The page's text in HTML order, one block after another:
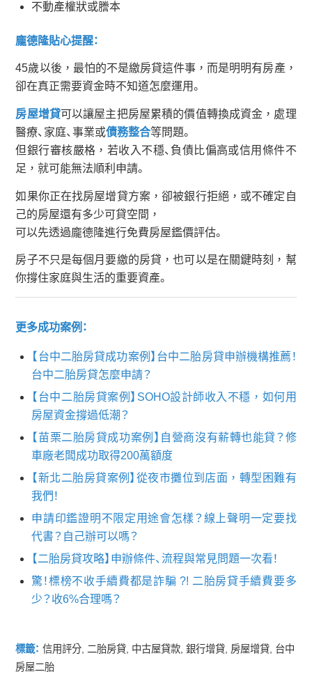
不動產權狀或謄本
龐德隆貼心提醒：
45歲以後，最怕的不是繳房貸這件事，而是明明有房產，
卻在真正需要資金時不知道怎麼運用。
房屋增貸可以讓屋主把房屋累積的價值轉換成資金，處理
醫療、家庭、事業或債務整合等問題。
但銀行審核嚴格，若收入不穩、負債比偏高或信用條件不
足，就可能無法順利申請。
如果你正在找房屋增貸方案，卻被銀行拒絕，或不確定自
己的房屋還有多少可貸空間，
可以先透過龐德隆進行免費房屋鑑價評估。
房子不只是每個月要繳的房貸，也可以是在關鍵時刻，幫
你撐住家庭與生活的重要資產。
更多成功案例：
【台中二胎房貸成功案例】台中二胎房貸申辦機構推薦！
台中二胎房貸怎麼申請？
【台中二胎房貸案例】SOHO設計師收入不穩，如何用
房屋資金撐過低潮？
【苗栗二胎房貸成功案例】自營商沒有薪轉也能貸？修
車廠老闆成功取得200萬額度
【新北二胎房貸案例】從夜市攤位到店面，轉型困難有
我們！
申請印鑑證明不限定用途會怎樣？線上聲明一定要找
代書？自己辦可以嗎？
【二胎房貸攻略】申辦條件、流程與常見問題一次看！
驚！標榜不收手續費都是詐騙 ?! 二胎房貸手續費要多
少？收6%合理嗎？
標籤： 信用評分 二胎房貸 中古屋貸款 ,銀行增貸 房屋增貸 台中
房屋二胎